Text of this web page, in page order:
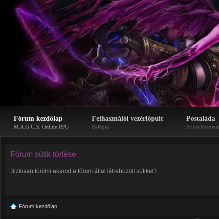
Fórum kezdőlap
M.A.G.U.S. Online RPG
Felhasználói vezérlőpult
Belépés
Postaláda
Privát
Fórum sütik törlése
Biztosan törölni akarod a fórum által létrehozott sütiket?
Fórum kezdőlap